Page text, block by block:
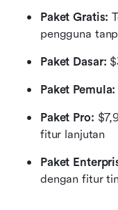
Paket Gratis:
pengguna
Paket Dasar:
Paket Pemula:
Paket Pro:
fitur lanjutan
Paket
dengan fitur